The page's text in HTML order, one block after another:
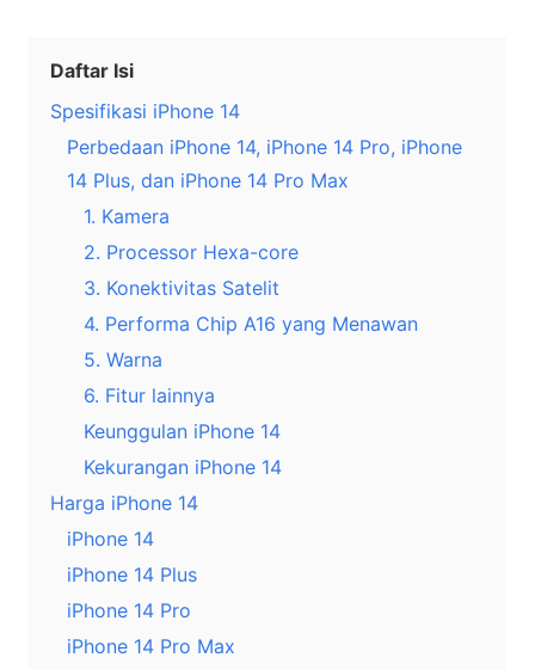
Daftar Isi
Spesifikasi iPhone 14
Perbedaan iPhone 14, iPhone 14 Pro, iPhone
14 Plus, dan iPhone 14 Pro Max
1. Kamera
2. Processor Hexa-core
3. Konektivitas Satelit
4. Performa Chip A16 yang Menawan
5. Warna
6. Fitur lainnya
Keunggulan iPhone 14
Kekurangan iPhone 14
Harga iPhone 14
iPhone 14
iPhone 14 Plus
iPhone 14 Pro
iPhone 14 Pro Max